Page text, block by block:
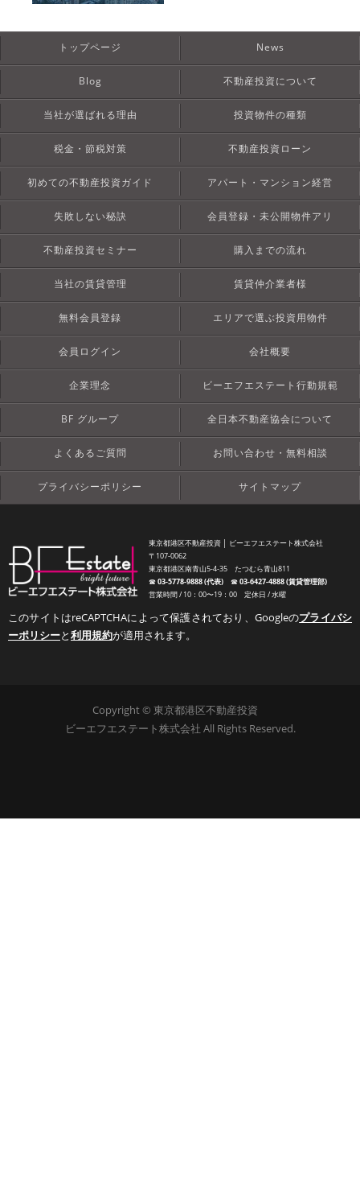
トップページ News
Blog 不動産投資について
当社が選ばれる理由 投資物件の種類
税金・節税対策 不動産投資ローン
初めての不動産投資ガイド アパート・マンション経営
失敗しない秘訣 会員登録・未公開物件アリ
不動産投資セミナー 購入までの流れ
当社の賃貸管理 賃貸仲介業者様
無料会員登録 エリアで選ぶ投資用物件
会員ログイン 会社概要
企業理念 ビーエフエステート行動規範
BF グループ 全日本不動産協会について
よくあるご質問 お問い合わせ・無料相談
プライバシーポリシー サイトマップ
東京都港区不動産投資 │ ビーエフエステート株式会社
〒107-0062
東京都港区南青山5-4-35 たつむら青山811
☎︎03-5778-9888 (代表)☎︎03-6427-4888 (賃貸管理部)
営業時間 / 10：00〜19：00 定休日 / 水曜
このサイトはreCAPTCHAによって保護されており、Googleのプライバシ
ーポリシーと利用規約が適用されます。
Copyright © 東京都港区不動産投資
ビーエフエステート株式会社 All Rights Reserved.